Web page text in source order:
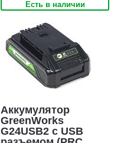
Есть в наличии
Аккумулятор
GreenWorks
G24USB2 с USB